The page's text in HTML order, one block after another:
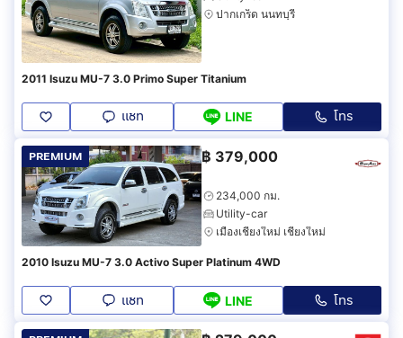
ปากเกร็ด นนทบุรี
2011 Isuzu MU-7 3.0 Primo Super Titanium
แชท LINE โทร
PREMIUM ฿ 379,000
234,000 กม.
Utility-car
เมืองเชียงใหม่ เชียงใหม่
2010 Isuzu MU-7 3.0 Activo Super Platinum 4WD
แชท LINE โทร